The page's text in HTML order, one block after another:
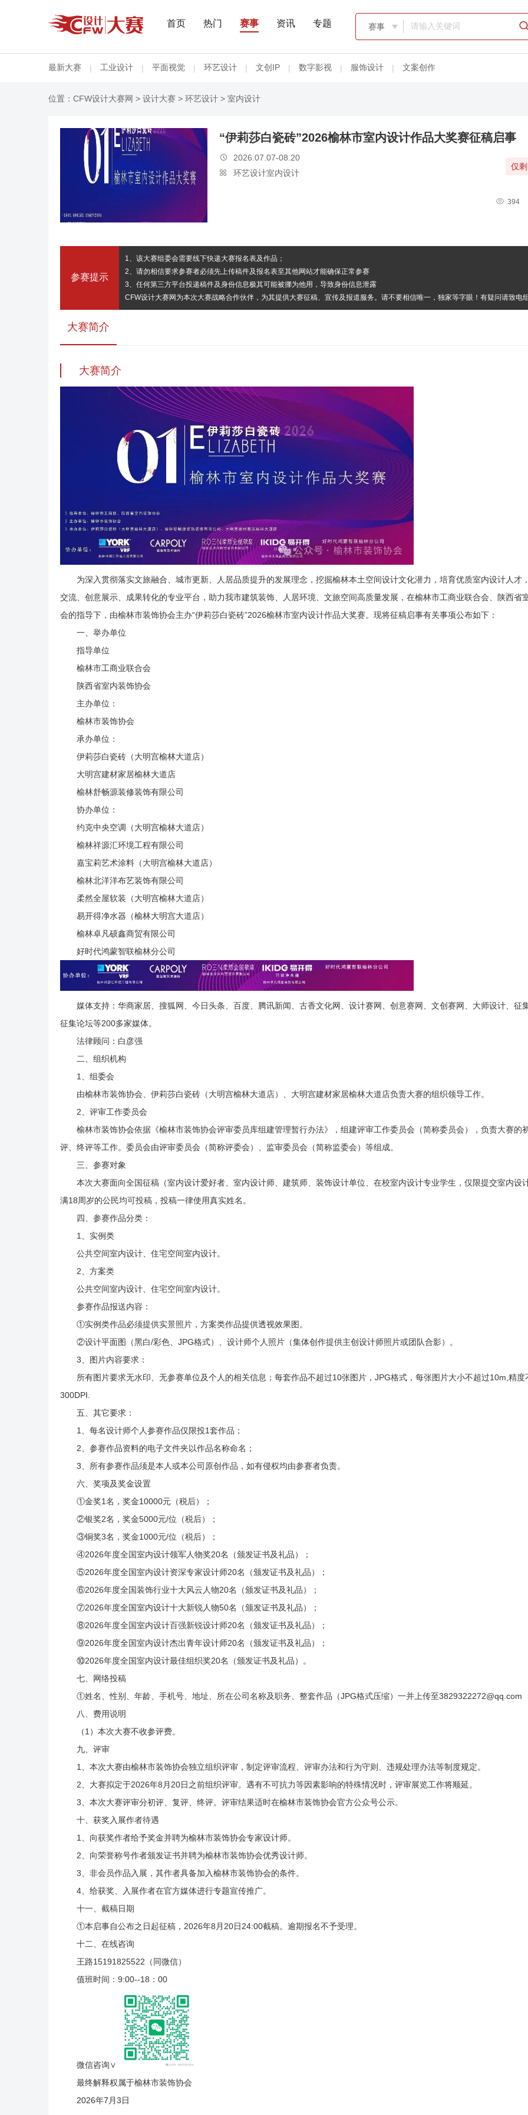
首页 热门 赛事 资讯 专题 赛事 
最新大赛 | 工业设计 | 平面视觉 | 环艺设计 | 文创IP | 数字影视 | 服饰设计 | 文案创作
位置： CFW设计大赛网 > 设计大赛 > 环艺设计 > 室内设计
“伊莉莎白瓷砖”2026榆林市室内设计作品大奖赛征稿启事
 2026.07.07-08.20
 环艺设计室内设计
 394
仅
参赛提示
1、该大赛组委会需要线下快递大赛报名表及作品；
2、请勿相信要求参赛者必须先上传稿件及报名表至其他网站才能确保正常参赛
3、任何第三方平台投递稿件及身份信息极其可能被挪为他用，导致身份信息泄露
CFW设计大赛网为本次大赛战略合作伙伴，为其提供大赛征稿、宣传及报道服务。请不要相信唯一，独家等字眼！有疑问请致电
大赛简介
大赛简介
为深入贯彻落实文旅融合、城市更新、人居品质提升的发展理念，挖掘榆林本土空间设计文化潜力，培育优质室内设计人才
交流、创意展示、成果转化的专业平台，助力我市建筑装饰、人居环境、文旅空间高质量发展，在榆林市工商业联合会、陕西省
会的指导下，由榆林市装饰协会主办“伊莉莎白瓷砖”2026榆林市室内设计作品大奖赛。现将征稿启事有关事项公布如下：
一、举办单位
指导单位
榆林市工商业联合会
陕西省室内装饰协会
主办单位：
榆林市装饰协会
承办单位：
伊莉莎白瓷砖（大明宫榆林大道店）
大明宫建材家居榆林大道店
榆林舒畅源装修装饰有限公司
协办单位：
约克中央空调（大明宫榆林大道店）
榆林祥源汇环境工程有限公司
嘉宝莉艺术涂料（大明宫榆林大道店）
榆林北洋洋布艺装饰有限公司
柔然全屋软装（大明宫榆林大道店）
易开得净水器（榆林大明宫大道店）
榆林卓凡硕鑫商贸有限公司
好时代鸿蒙智联榆林分公司
媒体支持：华商家居、搜狐网、今日头条、百度、腾讯新闻、古香文化网、设计赛网、创意赛网、文创赛网、大师设计、征
征集论坛等200多家媒体。
法律顾问：白彦强
二、组织机构
1、组委会
由榆林市装饰协会、伊莉莎白瓷砖（大明宫榆林大道店）、大明宫建材家居榆林大道店负责大赛的组织领导工作。
2、评审工作委员会
榆林市装饰协会依据《榆林市装饰协会评审委员库组建管理暂行办法》，组建评审工作委员会（简称委员会），负责大赛的
评、终评等工作。委员会由评审委员会（简称评委会）、监审委员会（简称监委会）等组成。
三、参赛对象
本次大赛面向全国征稿（室内设计爱好者、室内设计师、建筑师、装饰设计单位、在校室内设计专业学生，仅限提交室内设
满18周岁的公民均可投稿，投稿一律使用真实姓名。
四、参赛作品分类：
1、实例类
公共空间室内设计、住宅空间室内设计。
2、方案类
公共空间室内设计、住宅空间室内设计。
参赛作品报送内容：
①实例类作品必须提供实景照片，方案类作品提供透视效果图。
②设计平面图（黑白/彩色、JPG格式）、设计师个人照片（集体创作提供主创设计师照片或团队合影）。
3、图片内容要求：
所有图片要求无水印、无参赛单位及个人的相关信息；每套作品不超过10张图片，JPG格式，每张图片大小不超过10m,精度
300DPI.
五、其它要求：
1、每名设计师个人参赛作品仅限投1套作品；
2、参赛作品资料的电子文件夹以作品名称命名；
3、所有参赛作品须是本人或本公司原创作品，如有侵权均由参赛者负责。
六、奖项及奖金设置
①金奖1名，奖金10000元（税后）；
②银奖2名，奖金5000元/位（税后）；
③铜奖3名，奖金1000元/位（税后）；
④2026年度全国室内设计领军人物奖20名（颁发证书及礼品）；
⑤2026年度全国室内设计资深专家设计师20名（颁发证书及礼品）；
⑥2026年度全国装饰行业十大风云人物20名（颁发证书及礼品）；
⑦2026年度全国室内设计十大新锐人物50名（颁发证书及礼品）；
⑧2026年度全国室内设计百强新锐设计师20名（颁发证书及礼品）；
⑨2026年度全国室内设计杰出青年设计师20名（颁发证书及礼品）；
⑩2026年度全国室内设计最佳组织奖20名（颁发证书及礼品）。
七、网络投稿
①姓名、性别、年龄、手机号、地址、所在公司名称及职务、整套作品（JPG格式压缩）一并上传至3829322272@qq.com
八、费用说明
（1）本次大赛不收参评费。
九、评审
1、本次大赛由榆林市装饰协会独立组织评审，制定评审流程、评审办法和行为守则、违规处理办法等制度规定。
2、大赛拟定于2026年8月20日之前组织评审。遇有不可抗力等因素影响的特殊情况时，评审展览工作将顺延。
3、本次大赛评审分初评、复评、终评。评审结果适时在榆林市装饰协会官方公众号公示。
十、获奖入展作者待遇
1、向获奖作者给予奖金并聘为榆林市装饰协会专家设计师。
2、向荣誉称号作者颁发证书并聘为榆林市装饰协会优秀设计师。
3、非会员作品入展，其作者具备加入榆林市装饰协会的条件。
4、给获奖、入展作者在官方媒体进行专题宣传推广。
十一、截稿日期
①本启事自公布之日起征稿，2026年8月20日24:00截稿。逾期报名不予受理。
十二、在线咨询
王路15191825522（同微信）
值班时间：9:00--18：00
微信咨询∨
最终解释权属于榆林市装饰协会
2026年7月3日